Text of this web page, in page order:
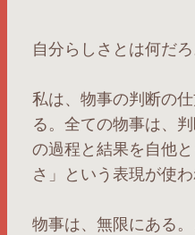
自分らしさとは何だろ
私は、物事の判断の
る。全ての物事は、
の過程と結果を自他
さ」という表現が使わ
物事は、無限にある